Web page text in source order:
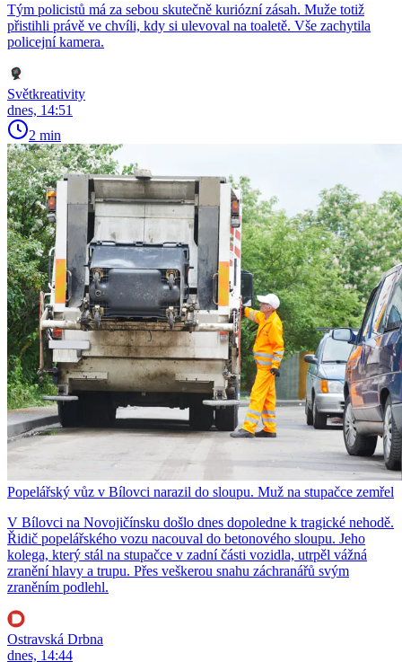
Tým policistů má za sebou skutečně kuriózní zásah. Muže totiž
přistihli právě ve chvíli, kdy si ulevoval na toaletě. Vše zachytila
policejní kamera.
Světkreativity
dnes, 14:51
2 min
Popelářský vůz v Bílovci narazil do sloupu. Muž na stupačce zemřel
V Bílovci na Novojičínsku došlo dnes dopoledne k tragické nehodě.
Řidič popelářského vozu nacouval do betonového sloupu. Jeho
kolega, který stál na stupačce v zadní části vozidla, utrpěl vážná
zranění hlavy a trupu. Přes veškerou snahu záchranářů svým
zraněním podlehl.
Ostravská Drbna
dnes, 14:44